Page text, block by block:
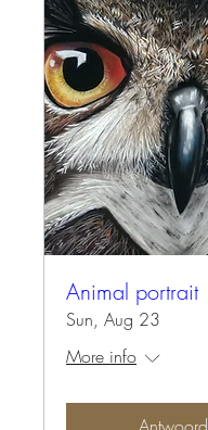
Animal portrait
Sun, Aug 23
More info